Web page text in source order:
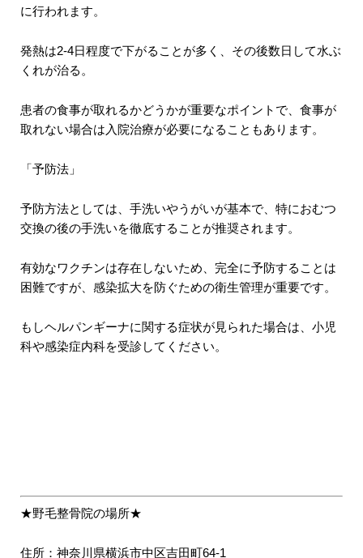
に行われます。
発熱は2-4日程度で下がることが多く、その後数日して水ぶ
くれが治る。
患者の食事が取れるかどうかが重要なポイントで、食事が
取れない場合は入院治療が必要になることもあります。
「予防法」
予防方法としては、手洗いやうがいが基本で、特におむつ
交換の後の手洗いを徹底することが推奨されます。
有効なワクチンは存在しないため、完全に予防することは
困難ですが、感染拡大を防ぐための衛生管理が重要です。
もしヘルパンギーナに関する症状が見られた場合は、小児
科や感染症内科を受診してください。
★野毛整骨院の場所★
住所：神奈川県横浜市中区吉田町64-1